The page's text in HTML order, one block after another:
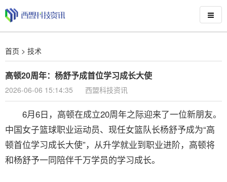
首页 > 技术
高顿20周年：杨舒予成首位学习成长大使
2026-06-06 15:14:35 西盟科技资讯
6月6日，高顿在成立20周年之际迎来了一位新朋友。
中国女子篮球职业运动员、现任女篮队长杨舒予成为“高
顿首位学习成长大使”，从升学就业到职业进阶，高顿将
和杨舒予一同陪伴千万学员的学习成长。